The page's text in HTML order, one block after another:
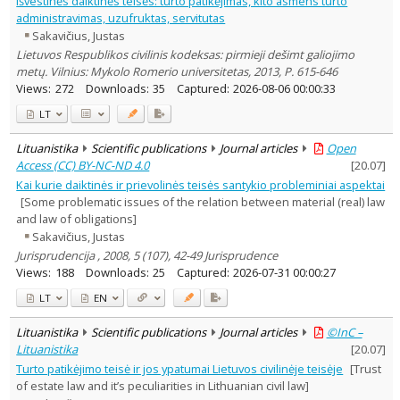
Subject area:
Law 4
Text language
Country of publication
Historical periods
Lithuanian place names
Subject
Journal
administravimas, uzufruktas, servitutas
Sakavičius, Justas
Lietuvos Respublikos civilinis kodeksas: pirmieji dešimt galiojimo
metų. Vilnius: Mykolo Romerio universitetas, 2013, P. 615-646
Views: 272 Downloads: 35 Captured: 2026-08-06 00:00:33
LT
Lituanistika Scientific publications Journal articles
Open
Access (CC) BY-NC-ND 4.0
[20.07]
Kai kurie daiktinės ir prievolinės teisės santykio probleminiai aspektai
[Some problematic issues of the relation between material (real) law
and law of obligations]
Sakavičius, Justas
Jurisprudencija , 2008, 5 (107), 42-49 Jurisprudence
Views: 188 Downloads: 25 Captured: 2026-07-31 00:00:27
LT EN
Lituanistika Scientific publications Journal articles
©InC –
Lituanistika
[20.07]
Turto patikėjimo teisė ir jos ypatumai Lietuvos civilinėje teisėje [Trust
of estate law and it’s peculiarities in Lithuanian civil law]